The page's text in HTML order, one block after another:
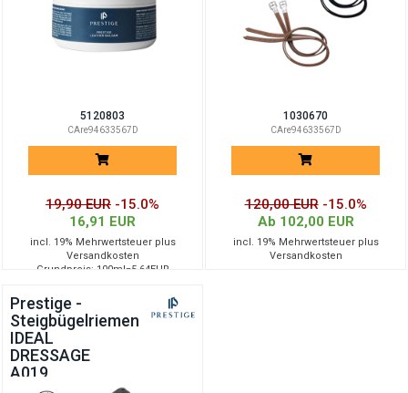
5120803
CAre94633567D
19,90 EUR -15.0%
16,91 EUR
incl. 19% Mehrwertsteuer plus
Versandkosten
Grundpreis: 100ml=5.64EUR
1030670
CAre94633567D
120,00 EUR -15.0%
Ab 102,00 EUR
incl. 19% Mehrwertsteuer plus
Versandkosten
Prestige -
Steigbügelriemen
IDEAL
DRESSAGE
A019